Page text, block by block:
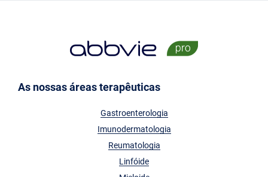
As nossas áreas terapêuticas
Gastroenterologia
Imunodermatologia
Reumatologia
Linfóide